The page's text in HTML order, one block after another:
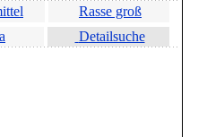
Rasse groß
Detailsuche